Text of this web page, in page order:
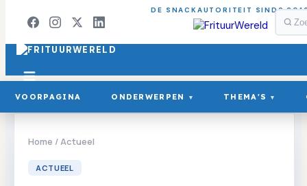
DE SNACKAUTORITEIT SINDS
VOORPAGINA ONDERWERPEN ▾ THEMA'S ▾
Home /Actueel
ACTUEEL